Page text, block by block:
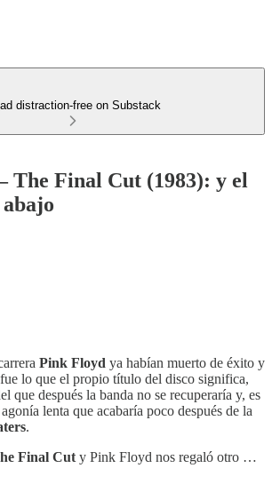
distraction-free on Substack
Final Cut (1983): y el
Pink Floyd ya habían muerto de éxito y
fue lo que el propio título del disco significa,
que después la banda no se recuperaría y, es
lenta que acabaría poco después de la
.
Final Cut y Pink Floyd nos regaló otro …